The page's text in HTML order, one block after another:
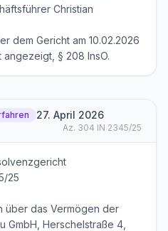
Christian
dem Gericht am 10.02.2026
§ 208 InsO.
27. April 2026
Az. 304 IN 2345/25
25
über das Vermögen der
GmbH, Herschelstraße 4,